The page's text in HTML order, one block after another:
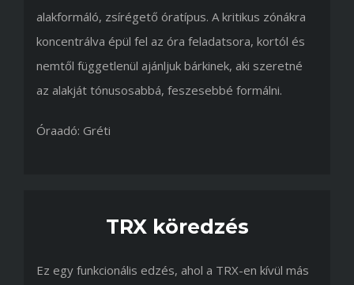
alakformáló, zsírégető óratípus. A kritikus zónákra
koncentrálva épül fel az óra feladatsora, kortól és
nemtől függetlenül ajánljuk bárkinek, aki szeretné
az alakját tónusosabbá, feszesebbé formálni.
Óraadó: Gréti
TRX köredzés
Ez egy funkcionális edzés, ahol a TRX-en kívül más